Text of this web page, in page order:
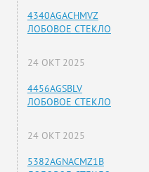
4340AGACHMVZ
ЛОБОВОЕ СТЕКЛО
24 ОКТ 2025
4456AGSBLV
ЛОБОВОЕ СТЕКЛО
24 ОКТ 2025
5382AGNACMZ1B